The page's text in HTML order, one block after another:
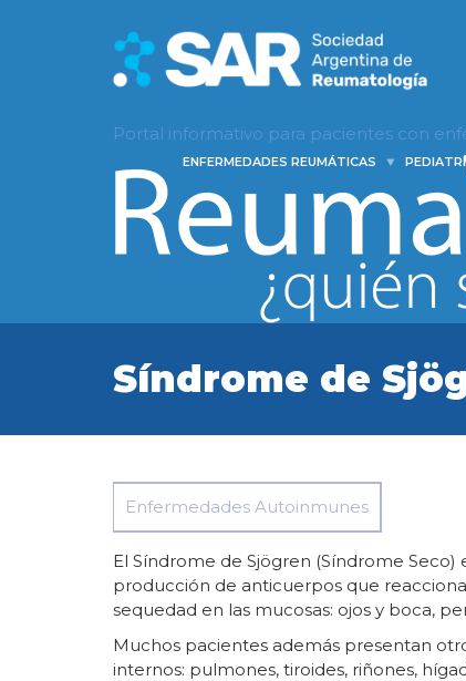
Portal informativo para pacientes con
ENFERMEDADES REUMÁTICAS
Síndrome de
Enfermedades Autoinmunes
El Síndrome de Sjögren (Síndrome
producción de anticuerpos que
sequedad en las mucosas: ojos y boca,
Muchos pacientes además presentan
internos: pulmones, tiroides, riñones,